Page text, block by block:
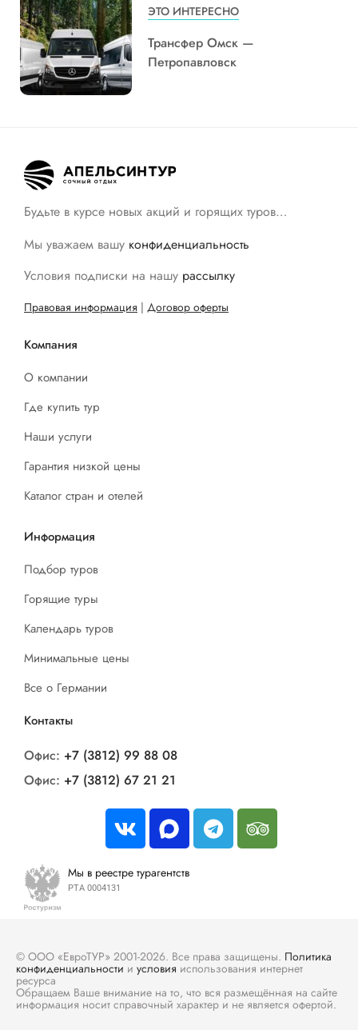
ЭТО ИНТЕРЕСНО
Трансфер Омск —
Петропавловск
Будьте в курсе новых акций и горящих туров…
Мы уважаем вашу конфиденциальность
Условия подписки на нашу рассылку
Правовая информация | Договор оферты
Компания
О компании
Где купить тур
Наши услуги
Гарантия низкой цены
Каталог стран и отелей
Информация
Подбор туров
Горящие туры
Календарь туров
Минимальные цены
Все о Германии
Контакты
Офис: +7 (3812) 99 88 08
Офис: +7 (3812) 67 21 21
Мы в реестре турагентств
РТА 0004131
© ООО «ЕвроТУР» 2001-2026. Все права защищены. Политика
конфиденциальности и условия использования интернет
ресурса
Обращаем Ваше внимание на то, что вся размещённая на сайте
информация носит справочный характер и не является офертой.